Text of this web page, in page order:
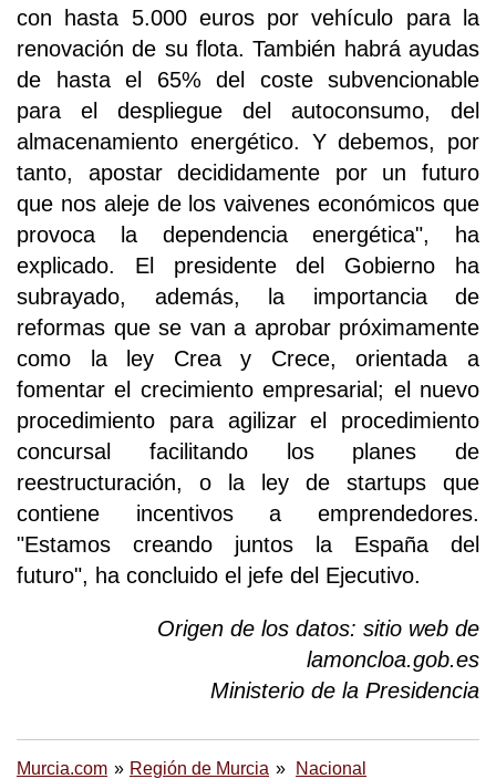
con hasta 5.000 euros por vehículo para la
renovación de su flota. También habrá ayudas
de hasta el 65% del coste subvencionable
para el despliegue del autoconsumo, del
almacenamiento energético. Y debemos, por
tanto, apostar decididamente por un futuro
que nos aleje de los vaivenes económicos que
provoca la dependencia energética", ha
explicado. El presidente del Gobierno ha
subrayado, además, la importancia de
reformas que se van a aprobar próximamente
como la ley Crea y Crece, orientada a
fomentar el crecimiento empresarial; el nuevo
procedimiento para agilizar el procedimiento
concursal facilitando los planes de
reestructuración, o la ley de startups que
contiene incentivos a emprendedores.
"Estamos creando juntos la España del
futuro", ha concluido el jefe del Ejecutivo.
Origen de los datos: sitio web de
lamoncloa.gob.es
Ministerio de la Presidencia
Murcia.com Región de Murcia Nacional